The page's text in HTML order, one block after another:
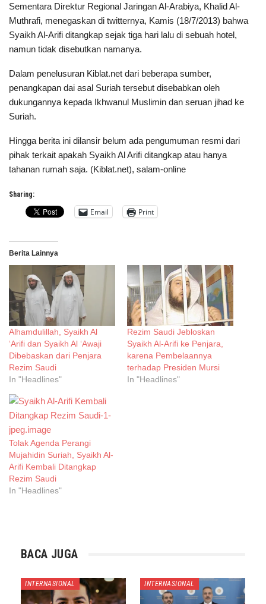
Sementara Direktur Regional Jaringan Al-Arabiya, Khalid Al-
Muthrafi, menegaskan di twitternya, Kamis (18/7/2013) bahwa
Syaikh Al-Arifi ditangkap sejak tiga hari lalu di sebuah hotel,
namun tidak disebutkan namanya.
Dalam penelusuran Kiblat.net dari beberapa sumber,
penangkapan dai asal Suriah tersebut disebabkan oleh
dukungannya kepada Ikhwanul Muslimin dan seruan jihad ke
Suriah.
Hingga berita ini dilansir belum ada pengumuman resmi dari
pihak terkait apakah Syaikh Al Arifi ditangkap atau hanya
tahanan rumah saja. (Kiblat.net), salam-online
Sharing:
Email Print
Berita Lainnya
Alhamdulillah, Syaikh Al
‘Arifi dan Syaikh Al ‘Awaji
Dibebaskan dari Penjara
Rezim Saudi
In "Headlines"
Rezim Saudi Jebloskan
Syaikh Al-Arifi ke Penjara,
karena Pembelaannya
terhadap Presiden Mursi
In "Headlines"
Tolak Agenda Perangi
Mujahidin Suriah, Syaikh Al-
Arifi Kembali Ditangkap
Rezim Saudi
In "Headlines"
BACA JUGA
INTERNASIONAL INTERNASIONAL